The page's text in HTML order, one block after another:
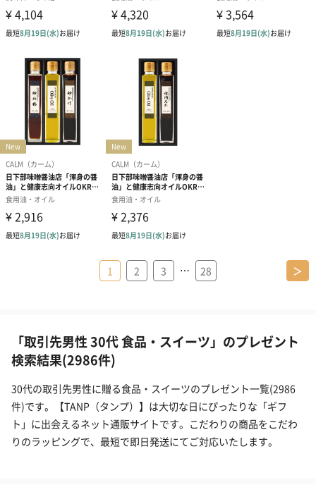
1 2 3 … 28 ＞
「取引先男性 30代 食品・スイーツ」のプレゼント
検索結果(2986件)
30代の取引先男性に贈る食品・スイーツのプレゼント一覧(2986
件)です。【TANP（タンプ）】は大切な日にぴったりな「ギフ
ト」に出会えるネット通販サイトです。こだわりの商品をこだわ
りのラッピングで、最短で即日発送にてご対応いたします。